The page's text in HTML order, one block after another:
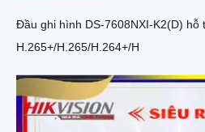
Đầu ghi hình DS-7608NXI-K2(D) hỗ
H.265+/H.265/H.264+/H